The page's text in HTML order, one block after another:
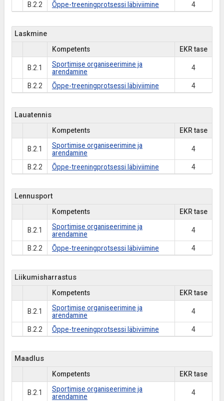
B.2.2 Õppe-treeningprotsessi läbiviimine 4
Laskmine
Kompetents EKR tase
B.2.1
Sportimise organiseerimine ja
arendamine
4
B.2.2 Õppe-treeningprotsessi läbiviimine 4
Lauatennis
Kompetents EKR tase
B.2.1
Sportimise organiseerimine ja
arendamine
4
B.2.2 Õppe-treeningprotsessi läbiviimine 4
Lennusport
Kompetents EKR tase
B.2.1
Sportimise organiseerimine ja
arendamine
4
B.2.2 Õppe-treeningprotsessi läbiviimine 4
Liikumisharrastus
Kompetents EKR tase
B.2.1
Sportimise organiseerimine ja
arendamine
4
B.2.2 Õppe-treeningprotsessi läbiviimine 4
Maadlus
Kompetents EKR tase
B.2.1
Sportimise organiseerimine ja
arendamine
4